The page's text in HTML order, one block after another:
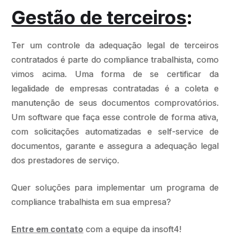
Gestão de terceiros:
Ter um controle da adequação legal de terceiros
contratados é parte do compliance trabalhista, como
vimos acima. Uma forma de se certificar da
legalidade de empresas contratadas é a coleta e
manutenção de seus documentos comprovatórios.
Um software que faça esse controle de forma ativa,
com solicitações automatizadas e self-service de
documentos, garante e assegura a adequação legal
dos prestadores de serviço.
Quer soluções para implementar um programa de
compliance trabalhista em sua empresa?
Entre em contato com a equipe da insoft4!